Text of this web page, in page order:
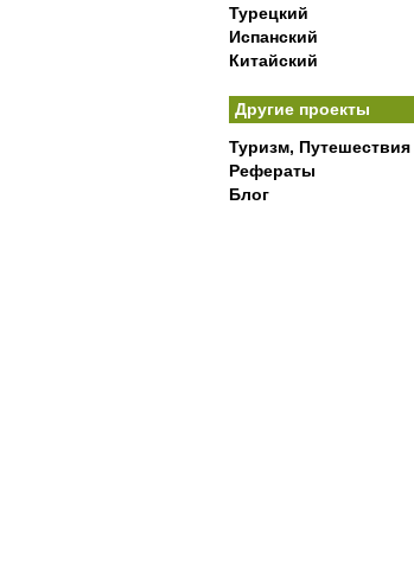
Турецкий
Испанский
Китайский
Другие проекты
Туризм, Путешествия
Рефераты
Блог